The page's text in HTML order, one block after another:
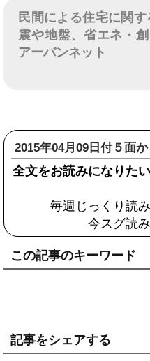
民間による住宅に関
震や地盤、省エネ・
アーバンネット
2015年04月09日付５面
全文をお読みになりた
毎週じっくり読
今スグ読
この記事のキーワード
記事をシェアする